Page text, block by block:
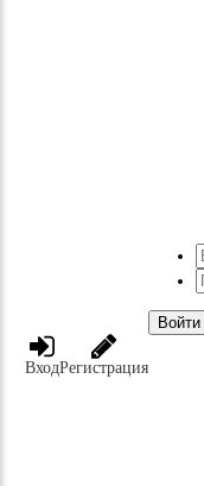
ВходРегистрация
Войти